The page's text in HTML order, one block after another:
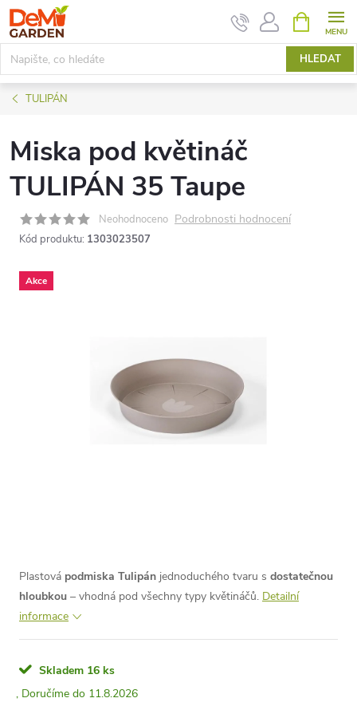
Přejít
na
obsah
HLEDAT
NÁKUPNÍ
KOŠÍK
TULIPÁN
Miska pod květináč
TULIPÁN 35 Taupe
Neohodnoceno Podrobnosti hodnocení
Kód produktu: 1303023507
Akce
Plastová podmiska Tulipán jednoduchého tvaru s dostatečnou
hloubkou – vhodná pod všechny typy květináčů. Detailní
informace
Skladem 16 ks
11.8.2026